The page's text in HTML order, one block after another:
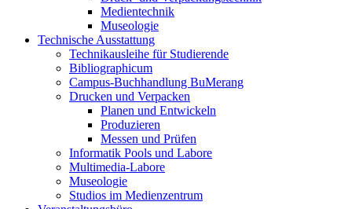
Medientechnik
Museologie
Technische Ausstattung
Technikausleihe für Studierende
Bibliographicum
Campus-Buchhandlung BuMerang
Drucken und Verpacken
Planen und Entwickeln
Produzieren
Messen und Prüfen
Informatik Pools und Labore
Multimedia-Labore
Museologie
Studios im Medienzentrum